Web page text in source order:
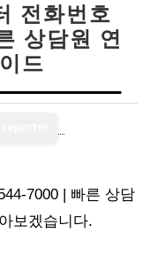
전화번호
상담원 연
드
7000 | 빠른 상담
보겠습니다.